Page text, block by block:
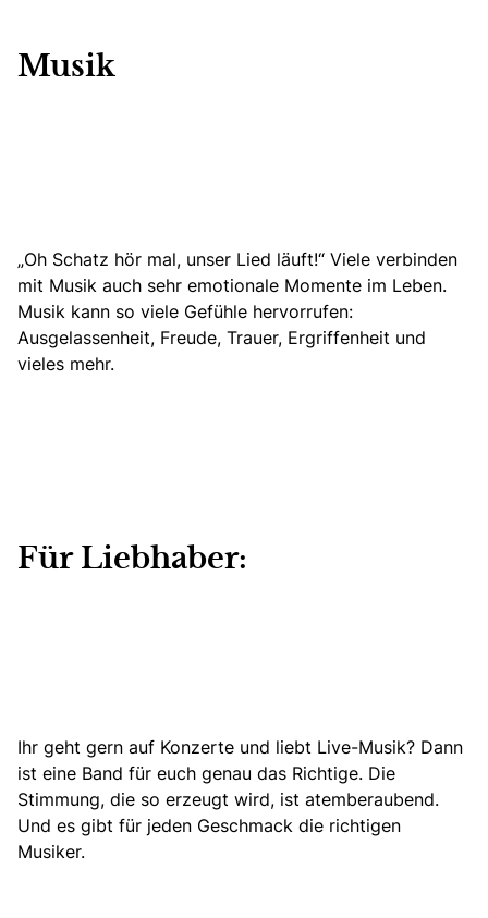
Musik
„Oh Schatz hör mal, unser Lied läuft!“ Viele verbinden
mit Musik auch sehr emotionale Momente im Leben.
Musik kann so viele Gefühle hervorrufen:
Ausgelassenheit, Freude, Trauer, Ergriffenheit und
vieles mehr.
Für Liebhaber:
Ihr geht gern auf Konzerte und liebt Live-Musik? Dann
ist eine Band für euch genau das Richtige. Die
Stimmung, die so erzeugt wird, ist atemberaubend.
Und es gibt für jeden Geschmack die richtigen
Musiker.